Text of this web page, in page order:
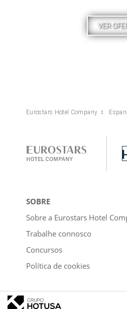
VER
Eurostars Hotel Company
SOBRE
Sobre a Eurostars Hotel
Trabalhe connosco
Concursos
Política de cookies